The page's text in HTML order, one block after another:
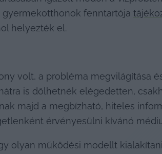
gyermekotthonok fenntartója
helyezték el.
volt, a probléma megvilágítása
is dőlhetnék elégedetten,
majd a megbízható, hiteles
érvényesülni kívánó
olyan működési modellt